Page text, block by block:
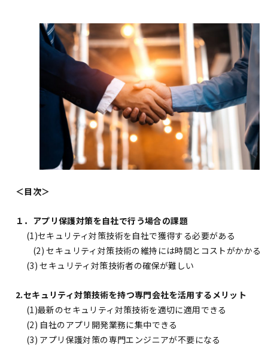
＜目次＞
１．アプリ保護対策を自社で行う場合の課題
(1)セキュリティ対策技術を自社で獲得する必要がある
(2) セキュリティ対策技術の維持には時間とコストがかかる
(3) セキュリティ対策技術者の確保が難しい
2.セキュリティ対策技術を持つ専門会社を活用するメリット
(1)最新のセキュリティ対策技術を適切に適用できる
(2) 自社のアプリ開発業務に集中できる
(3) アプリ保護対策の専門エンジニアが不要になる